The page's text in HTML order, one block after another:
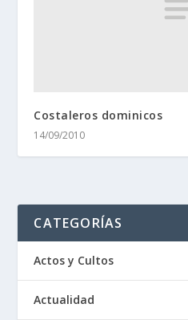
Costaleros dominicos
14/09/2010
CATEGORÍAS
Actos y Cultos
Actualidad